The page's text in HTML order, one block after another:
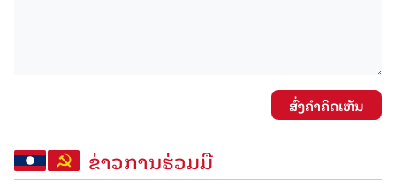
ສົ່ງຄໍາຄິດເຫັນ
ຂ່າວການຮ່ວມມື